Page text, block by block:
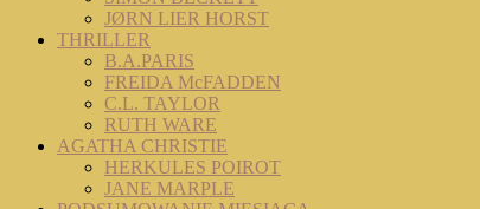
JØRN LIER HORST
THRILLER
B.A.PARIS
FREIDA McFADDEN
C.L. TAYLOR
RUTH WARE
AGATHA CHRISTIE
HERKULES POIROT
JANE MARPLE